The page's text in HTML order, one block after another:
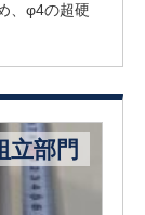
、φ4の超硬
立部門